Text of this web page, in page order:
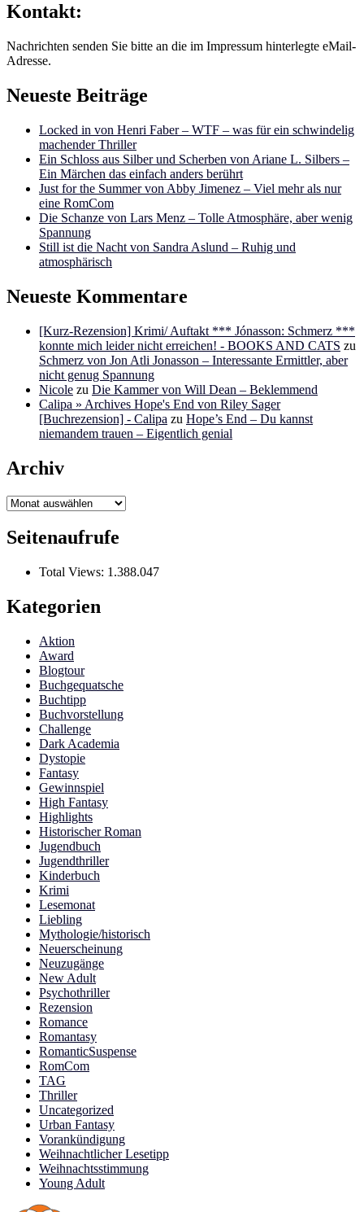
Kontakt:
Nachrichten senden Sie bitte an die im Impressum hinterlegte eMail-
Adresse.
Neueste Beiträge
Locked in von Henri Faber – WTF – was für ein schwindelig
machender Thriller
Ein Schloss aus Silber und Scherben von Ariane L. Silbers –
Ein Märchen das einfach anders berührt
Just for the Summer von Abby Jimenez – Viel mehr als nur
eine RomCom
Die Schanze von Lars Menz – Tolle Atmosphäre, aber wenig
Spannung
Still ist die Nacht von Sandra Aslund – Ruhig und
atmosphärisch
Neueste Kommentare
[Kurz-Rezension] Krimi/ Auftakt *** Jónasson: Schmerz ***
konnte mich leider nicht erreichen! - BOOKS AND CATS zu
Schmerz von Jon Atli Jonasson – Interessante Ermittler, aber
nicht genug Spannung
Nicole zu Die Kammer von Will Dean – Beklemmend
Calipa » Archives Hope's End von Riley Sager
[Buchrezension] - Calipa zu Hope’s End – Du kannst
niemandem trauen – Eigentlich genial
Archiv
Archiv
Seitenaufrufe
Total Views: 1.388.047
Kategorien
Aktion
Award
Blogtour
Buchgequatsche
Buchtipp
Buchvorstellung
Challenge
Dark Academia
Dystopie
Fantasy
Gewinnspiel
High Fantasy
Highlights
Historischer Roman
Jugendbuch
Jugendthriller
Kinderbuch
Krimi
Lesemonat
Liebling
Mythologie/historisch
Neuerscheinung
Neuzugänge
New Adult
Psychothriller
Rezension
Romance
Romantasy
RomanticSuspense
RomCom
TAG
Thriller
Uncategorized
Urban Fantasy
Vorankündigung
Weihnachtlicher Lesetipp
Weihnachtsstimmung
Young Adult